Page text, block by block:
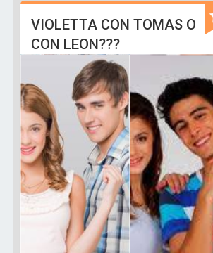
VIOLETTA CON TOMAS O
CON LEON???